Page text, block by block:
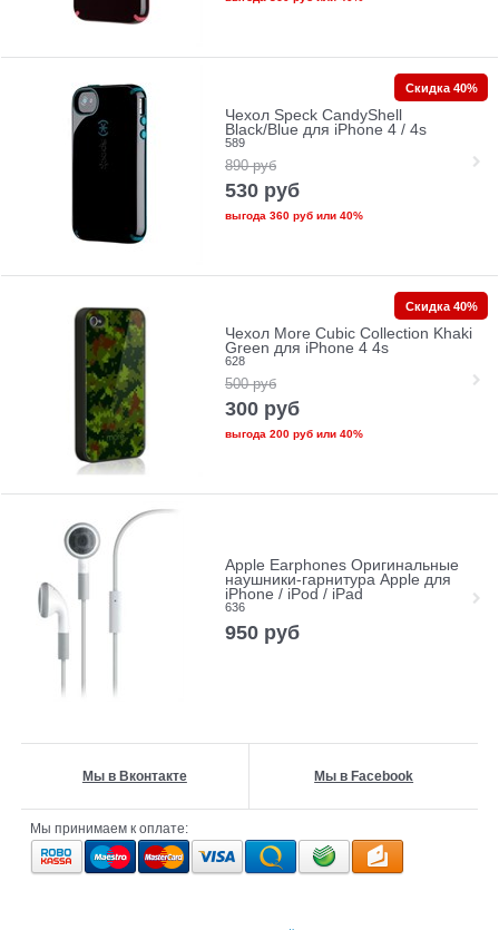
Чехол Speck CandyShell
Black/Blue для iPhone 4 / 4s
589
890 руб
530 руб
выгода 360 рубили 40%
Скидка 40%
Чехол More Cubic Collection Khaki
Green для iPhone 4 4s
628
500 руб
300 руб
выгода 200 рубили 40%
Скидка 40%
Apple Earphones Оригинальные
наушники-гарнитура Apple для
iPhone / iPod / iPad
636
950 руб
Мы в Вконтакте Мы в Facebook
Мы принимаем к оплате: